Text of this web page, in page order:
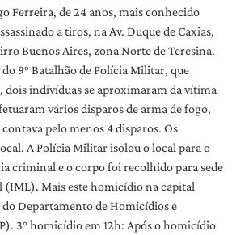
Ferreira, de 24 anos, mais conhecido
a tiros, na Av. Duque de Caxias,
Buenos Aires, zona Norte de Teresina.
9° Batalhão de Polícia Militar, que
dois indivíduas se aproximaram da vítima
vários disparos de arma de fogo,
pelo menos 4 disparos. Os
A Polícia Militar isolou o local para o
criminal e o corpo foi recolhido para sede
Mais este homicídio na capital
do Departamento de Homicídios e
3° homicídio em 12h: Após o homicídio